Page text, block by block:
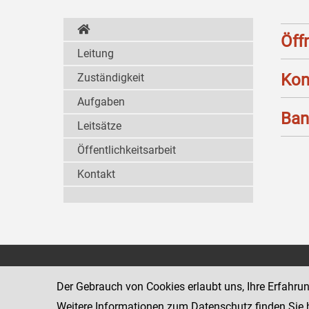
Leitung
Zuständigkeit
Aufgaben
Leitsätze
Öffentlichkeitsarbeit
Kontakt
www.justiz.gv.at/stak
Der Gebrauch von Cookies erlaubt uns, Ihre